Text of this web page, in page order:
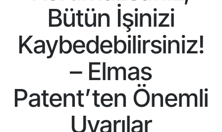
Bütün İşinizi
Kaybedebilirsiniz!
– Elmas
Patent’ten Önemli
Uyarılar